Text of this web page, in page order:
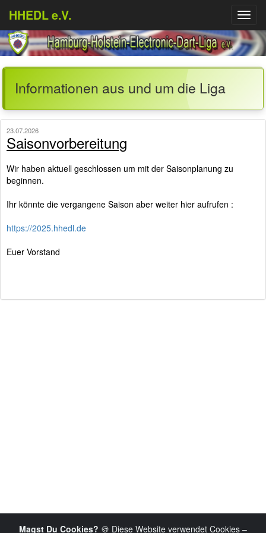
HHEDL e.V.
Menü
Informationen aus und um die Liga
23.07.2026
Saisonvorbereitung
Wir haben aktuell geschlossen um mit der Saisonplanung zu
beginnen.
Ihr könnte die vergangene Saison aber weiter hier aufrufen :
https://2025.hhedl.de
Euer Vorstand
Magst Du Cookies? 🍪 Diese Website verwendet Cookies –